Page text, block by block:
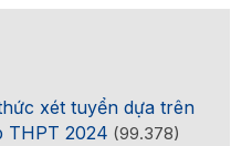
xét tuyển dựa trên
THPT 2024 (99.378)